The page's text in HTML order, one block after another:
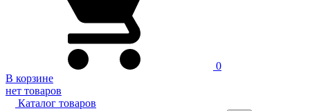
0
В корзине
нет товаров
Каталог товаров